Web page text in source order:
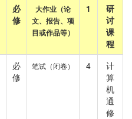
必
修
大作业（论
文、报告、项
目或作品等）
1
研
讨
课
程
必
修
笔试（闭卷） 4
计
算
机
通
修